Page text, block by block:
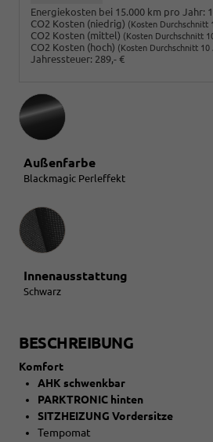
Energiekosten bei 15.000 km pro Jahr:
CO2 Kosten (niedrig) (Kosten Durchschnitt
CO2 Kosten (mittel) (Kosten Durchschnitt
CO2 Kosten (hoch) (Kosten Durchschnitt 10
Jahressteuer: 289,- €
Außenfarbe
Blackmagic Perleffekt
Innenausstattung
Innenausstattung
Schwarz
BESCHREIBUNG
Komfort
AHK schwenkbar
PARKTRONIC hinten
SITZHEIZUNG Vordersitze
Tempomat